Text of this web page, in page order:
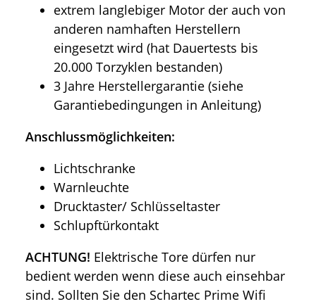
extrem langlebiger Motor der auch von
anderen namhaften Herstellern
eingesetzt wird (hat Dauertests bis
20.000 Torzyklen bestanden)
3 Jahre Herstellergarantie (siehe
Garantiebedingungen in Anleitung)
Anschlussmöglichkeiten:
Lichtschranke
Warnleuchte
Drucktaster/ Schlüsseltaster
Schlupftürkontakt
ACHTUNG! Elektrische Tore dürfen nur
bedient werden wenn diese auch einsehbar
sind. Sollten Sie den Schartec Prime Wifi